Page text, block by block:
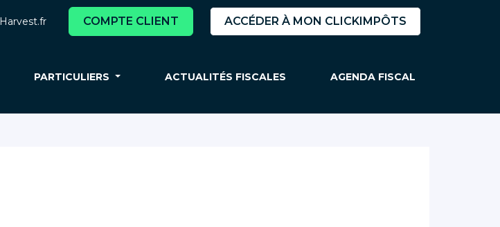
Harvest.fr COMPTE CLIENT ACCÉDER À MON CLICKIMPÔTS
PARTICULIERS ACTUALITÉS FISCALES AGENDA FISCAL